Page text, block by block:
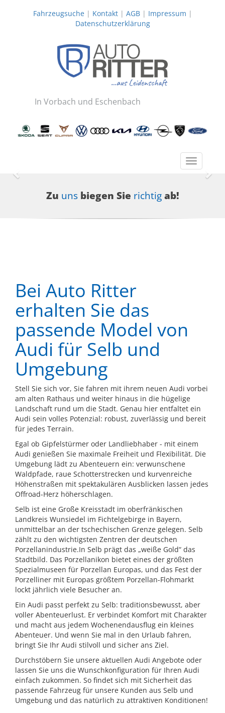
Fahrzeugsuche| Kontakt| AGB| Impressum |
Datenschutzerklärung
In Vorbach und Eschenbach
Toggle
Zurück
Zu unsbiegen Sie richtigab!
Bei Auto Ritter
erhalten Sie das
passende Model von
Audi für Selb und
Umgebung
Stell Sie sich vor, Sie fahren mit ihrem neuen Audi vorbei
am alten Rathaus und weiter hinaus in die hügelige
Landschaft rund um die Stadt. Genau hier entfaltet ein
Audi sein volles Potenzial: robust, zuverlässig und bereit
für jedes Terrain.
Egal ob Gipfelstürmer oder Landliebhaber - mit einem
Audi genießen Sie maximale Freiheit und Flexibilität. Die
Umgebung lädt zu Abenteuern ein: verwunschene
Waldpfade, raue Schotterstrecken und kurvenreiche
Höhenstraßen mit spektakulären Ausblicken lassen jedes
Offroad-Herz höherschlagen.
Selb ist eine Große Kreisstadt im oberfränkischen
Landkreis Wunsiedel im Fichtelgebirge in Bayern,
unmittelbar an der tschechischen Grenze gelegen. Selb
zählt zu den wichtigsten Zentren der deutschen
Porzellanindustrie.In Selb prägt das „weiße Gold“ das
Stadtbild. Das Porzellanikon bietet eines der größten
Spezialmuseen für Porzellan Europas, und das Fest der
Porzelliner mit Europas größtem Porzellan-Flohmarkt
lockt jährlich viele Besucher an.
Ein Audi passt perfekt zu Selb: traditionsbewusst, aber
voller Abenteuerlust. Er verbindet Komfort mit Charakter
und macht aus jedem Wochenendausflug ein kleines
Abenteuer. Und wenn Sie mal in den Urlaub fahren,
bringt Sie Ihr Audi stilvoll und sicher ans Ziel.
Durchstöbern Sie unsere aktuellen Audi Angebote oder
lassen Sie uns die Wunschkonfiguration für Ihren Audi
einfach zukommen. So findet sich mit Sicherheit das
passende Fahrzeug für unsere Kunden aus Selb und
Umgebung und das natürlich zu attraktiven Konditionen!